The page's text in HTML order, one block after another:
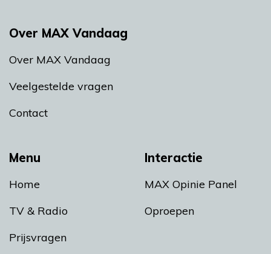
Menu
Home
TV & Radio
Prijsvragen
Interactie
MAX Opinie Panel
Oproepen
Over MAX Vandaag
Over MAX Vandaag
Veelgestelde vragen
Contact